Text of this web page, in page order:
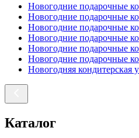
Новогодние подарочные
Новогодние подарочные
Новогодние подарочные
Новогодние подарочные
Новогодние подарочные
Новогодние подарочные
Новогодняя кондитерская
Каталог